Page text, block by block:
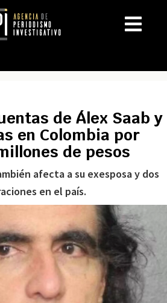
de Álex Saab y
en Colombia por
de pesos
afecta a su exesposa y dos
en el país.